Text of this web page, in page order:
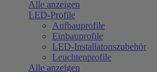
Alle anzeigen
LED-Profile
Aufbauprofile
Einbauprofile
LED-Installatonszubehör
Leuchtenprofile
Alle anzeigen